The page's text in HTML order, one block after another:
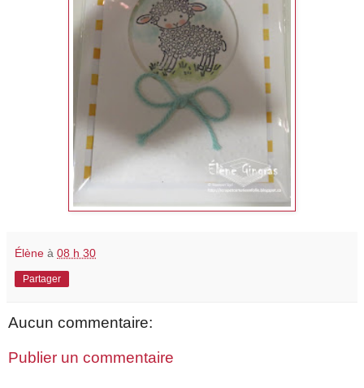
Élène à 08 h 30
Partager
Aucun commentaire:
Publier un commentaire